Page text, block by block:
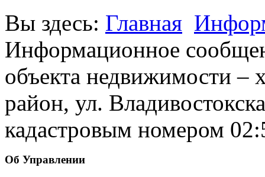
Вы здесь: Главная
Информационное
объекта недвижимости –
район, ул.
кадастровым номером
Об Управлении